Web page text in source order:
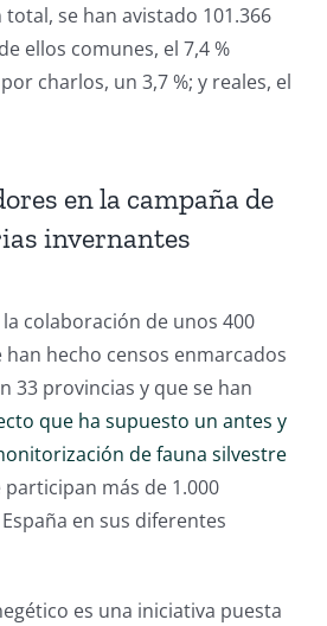
total, se han avistado 101.366
ellos comunes, el 7,4 %
charlos, un 3,7 %; y reales, el
en la campaña de
invernantes
colaboración de unos 400
hecho censos enmarcados
33 provincias y que se han
que ha supuesto un antes y
de fauna silvestre
participan más de 1.000
en sus diferentes
es una iniciativa puesta